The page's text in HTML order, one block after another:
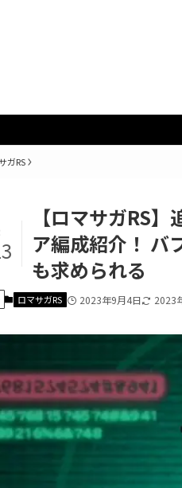
ガRS
【ロマサガRS
ア編成紹介！ バ
も求められる
ロマサガRS 2023年9月4日 2023